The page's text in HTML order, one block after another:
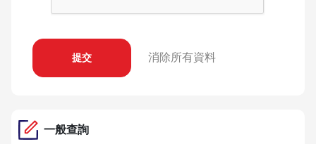
一般查詢